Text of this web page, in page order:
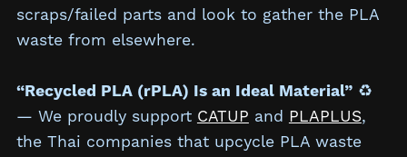
scraps/failed parts and look to gather the PLA
waste from elsewhere.
“Recycled PLA (rPLA) Is an Ideal Material”♻️
— We proudly support CATUP and PLAPLUS,
the Thai companies that upcycle PLA waste